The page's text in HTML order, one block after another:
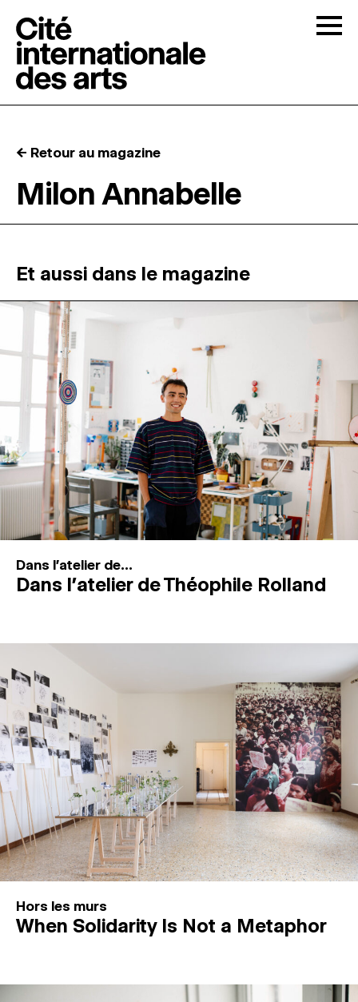
RÉSIDENCES ↓
ATELIERS OUVERTS
PROGRAMMATION
MAGAZINE
ESPACES DE PRATIQUE ARTISTIQUE ↓
Recherche
Connexion
← Retour au magazine
Milon Annabelle
Et aussi dans le magazine
Dans l'atelier de...
Dans l’atelier de Théophile Rolland
Hors les murs
When Solidarity Is Not a Metaphor